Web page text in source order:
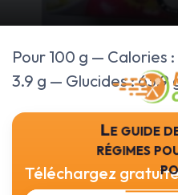
Pour 100 g — Calories
3.9 g — Glucides : 63.9
Le guide
régimes
Téléchargez